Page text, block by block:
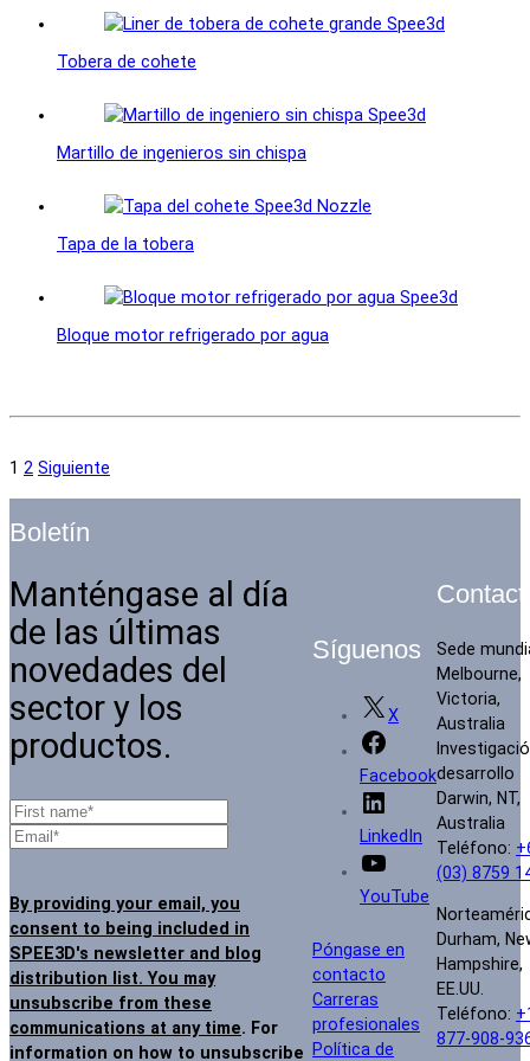
Tobera de cohete
Martillo de ingenieros sin chispa
Tapa de la tobera
Bloque motor refrigerado por agua
1 2 Siguiente
Boletín
Manténgase al día
de las últimas
novedades del
sector y los
productos.
By providing your email, you
consent to being included in
SPEE3D's newsletter and blog
distribution list. You may
unsubscribe from these
communications at any time. For
information on how to unsubscribe
Síguenos
X
Facebook
LinkedIn
YouTube
Póngase en
contacto
Carreras
profesionales
Política de
Sede
Melbourne,
Victoria,
Australia
desarrollo
Darwin, NT,
Australia
Teléfono:
(03) 8759
Durham,
Hampshire,
EE.UU.
Teléfono:
877-908-